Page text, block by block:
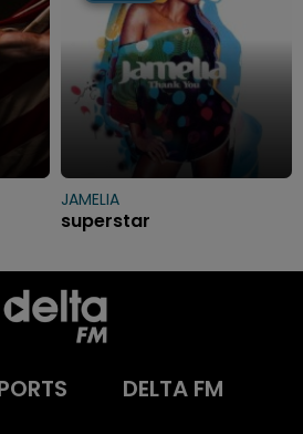
JAMELIA
superstar
DELTA FM